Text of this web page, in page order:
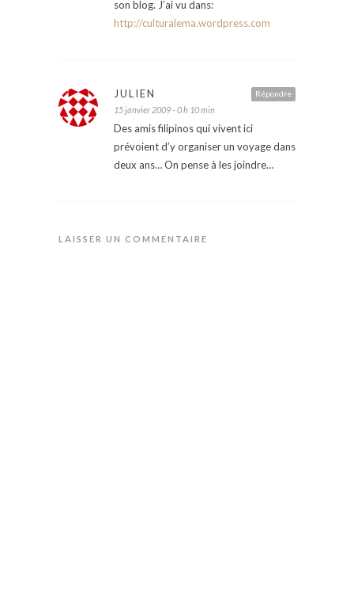
son blog. J’ai vu dans:
http://culturalema.wordpress.com
Répondre
JULIEN
15 janvier 2009 - 0 h 10 min
Des amis filipinos qui vivent ici
prévoient d’y organiser un voyage dans
deux ans… On pense à les joindre…
LAISSER UN COMMENTAIRE